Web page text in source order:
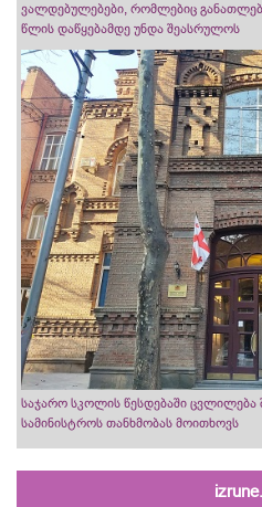
ვალდებულებები, რომლებიც
წლის დაწყებამდე უნდა შეასრულოს
საჯარო სკოლის წესდებაში ცვლილება
სამინისტროს თანხმობას მოითხოვს